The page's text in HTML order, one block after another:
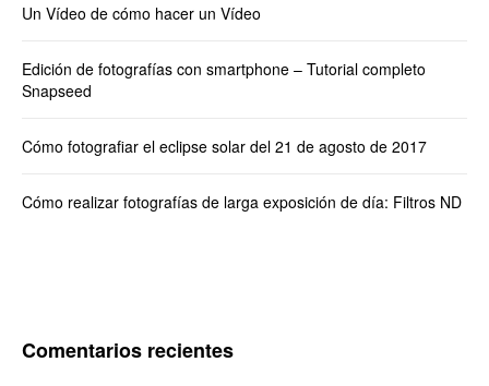
Un Vídeo de cómo hacer un Vídeo
Edición de fotografías con smartphone – Tutorial completo
Snapseed
Cómo fotografiar el eclipse solar del 21 de agosto de 2017
Cómo realizar fotografías de larga exposición de día: Filtros ND
Comentarios recientes